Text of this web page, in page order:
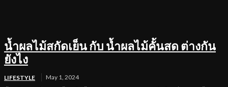
น้ำผลไม้สกัดเย็น กับ น้ำผลไม้คั้นสด ต่างกัน
ยังไง
LIFESTYLE May 1, 2024